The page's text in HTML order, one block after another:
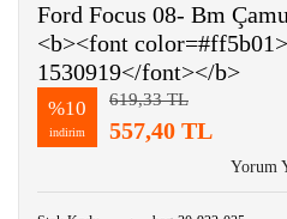
Ford Focus 08- Bm
<b><font
1530919</font></b>
%10
indirim
619,33 TL
557,40 TL
Yorum